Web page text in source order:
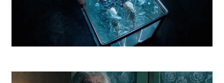
DePaul Otužilec